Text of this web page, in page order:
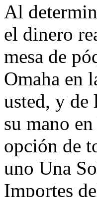
Al
el dinero
mesa de
Omaha en
usted, y de
su mano
opción de
uno Una
Importes